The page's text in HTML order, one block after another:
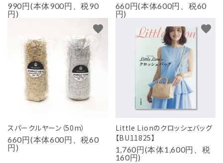
990円(本体900円、税90
円)
660円(本体600円、税60
円)
スパークルヤーン（50m）
660円(本体600円、税60
円)
favorite
Little Lionのクロッシェバッグ
【BU11825】
1,760円(本体1,600円、税
160円)
favorite